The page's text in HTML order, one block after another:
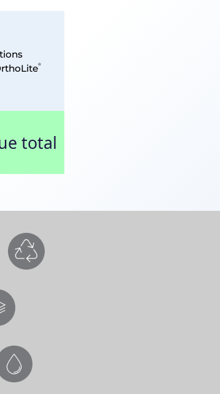
®
total